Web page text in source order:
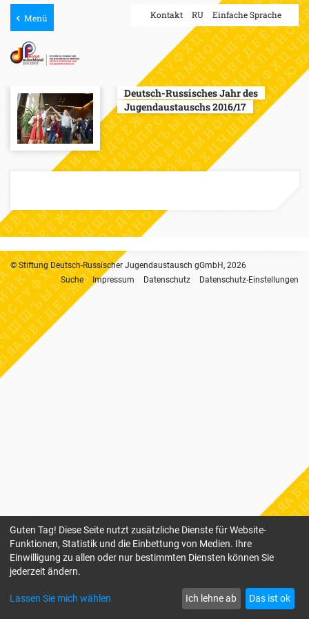
Menü Kontakt RU Einfache Sprache
Deutsch-Russisches Jahr des
Jugendaustauschs 2016/17
© Stiftung Deutsch-Russischer Jugendaustausch gGmbH, 2026
Suche
Impressum Datenschutz Datenschutz-Einstellungen
Guten Tag! Diese Seite nutzt zusätzliche Dienste für Website-
Funktionen, Statistik und die Einbettung von Medien. Ihre
Einwilligung zu allen oder nur bestimmten Diensten können Sie
jederzeit ändern.
Lassen Sie mich wählen Ich lehne ab Das ist ok